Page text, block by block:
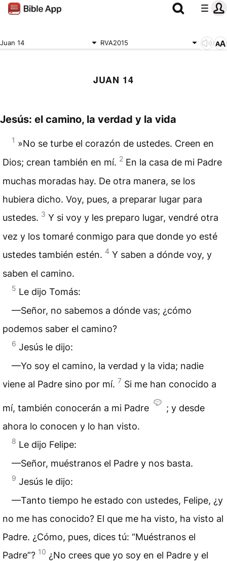
Juan 14 RVA2015
JUAN 14
Jesús: el camino, la verdad y la vida
1 »No se turbe el corazón de ustedes. Creen en
Dios; crean también en mí. 2 En la casa de mi Padre
muchas moradas hay. De otra manera, se los
hubiera dicho. Voy, pues, a preparar lugar para
ustedes. 3 Y si voy y les preparo lugar, vendré otra
vez y los tomaré conmigo para que donde yo esté
ustedes también estén. 4 Y saben a dónde voy, y
saben el camino.
5 Le dijo Tomás:
—Señor, no sabemos a dónde vas; ¿cómo
podemos saber el camino?
6 Jesús le dijo:
—Yo soy el camino, la verdad y la vida; nadie
viene al Padre sino por mí. 7 Si me han conocido a
mí, también conocerán a mi Padre
; y desde
ahora lo conocen y lo han visto.
8 Le dijo Felipe:
—Señor, muéstranos el Padre y nos basta.
9 Jesús le dijo:
—Tanto tiempo he estado con ustedes, Felipe, ¿y
no me has conocido? El que me ha visto, ha visto al
Padre. ¿Cómo, pues, dices tú: “Muéstranos el
Padre”? 10 ¿No crees que yo soy en el Padre y el